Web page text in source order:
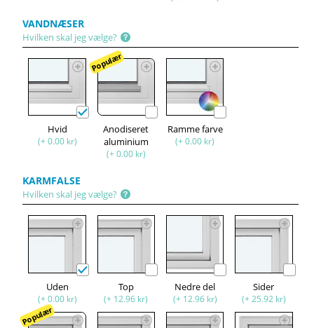
VANDNÆSER
Hvilken skal jeg vælge?
Hvid
(+ 0.00 kr)
Populær
Anodiseret
aluminium
(+ 0.00 kr)
Ramme farve
(+ 0.00 kr)
KARMFALSE
Hvilken skal jeg vælge?
Uden
(+ 0.00 kr)
Top
(+ 12.96 kr)
Nedre del
(+ 12.96 kr)
Sider
(+ 25.92 kr)
Populær